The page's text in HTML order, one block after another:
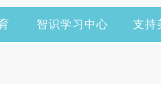
智识学习中心 支持